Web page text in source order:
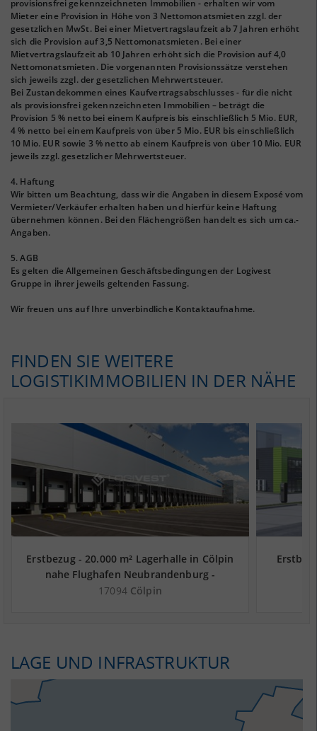
provisionsfrei gekennzeichneten Immobilien - erhalten wir vom
Mieter eine Provision in Höhe von 3 Nettomonatsmieten zzgl. der
gesetzlichen MwSt. Bei einer Mietvertragslaufzeit ab 7 Jahren erhöht
sich die Provision auf 3,5 Nettomonatsmieten. Bei einer
Mietvertragslaufzeit ab 10 Jahren erhöht sich die Provision auf 4,0
Nettomonatsmieten. Die vorgenannten Provisionssätze verstehen
sich jeweils zzgl. der gesetzlichen Mehrwertsteuer.
Bei Zustandekommen eines Kaufvertragsabschlusses - für die nicht
als provisionsfrei gekennzeichneten Immobilien – beträgt die
Provision 5 % netto bei einem Kaufpreis bis einschließlich 5 Mio. EUR,
4 % netto bei einem Kaufpreis von über 5 Mio. EUR bis einschließlich
10 Mio. EUR sowie 3 % netto ab einem Kaufpreis von über 10 Mio. EUR
jeweils zzgl. gesetzlicher Mehrwertsteuer.
4. Haftung
Wir bitten um Beachtung, dass wir die Angaben in diesem Exposé vom
Vermieter/Verkäufer erhalten haben und hierfür keine Haftung
übernehmen können. Bei den Flächengrößen handelt es sich um ca.-
Angaben.
5. AGB
Es gelten die Allgemeinen Geschäftsbedingungen der Logivest
Gruppe in ihrer jeweils geltenden Fassung.
Wir freuen uns auf Ihre unverbindliche Kontaktaufnahme.
FINDEN SIE WEITERE
LOGISTIKIMMOBILIEN IN DER NÄHE
Erstbezug - 20.000 m² Lagerhalle in Cölpin
nahe Flughafen Neubrandenburg -
Landkreis Mecklenburgische Seenplatte
17094 Cölpin
LAGE UND INFRASTRUKTUR